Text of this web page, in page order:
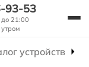
93-53
21:00
устройств